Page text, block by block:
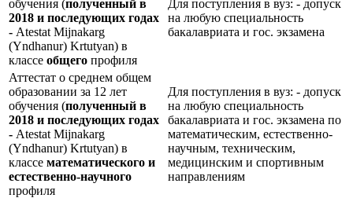
обучения (полученный в
2018 и последующих годах
- Atestat Mijnakarg
(Yndhanur) Krtutyan) в
классе общего профиля
Для поступления в вуз: - допуск
на любую специальность
бакалавриата и гос. экзамена
Аттестат о среднем общем
образовании за 12 лет
обучения (полученный в
2018 и последующих годах
- Atestat Mijnakarg
(Yndhanur) Krtutyan) в
классе математического и
естественно-научного
профиля
Для поступления в вуз: - допуск
на любую специальность
бакалавриата и гос. экзамена по
математическим, естественно-
научным, техническим,
медицинским и спортивным
направлениям